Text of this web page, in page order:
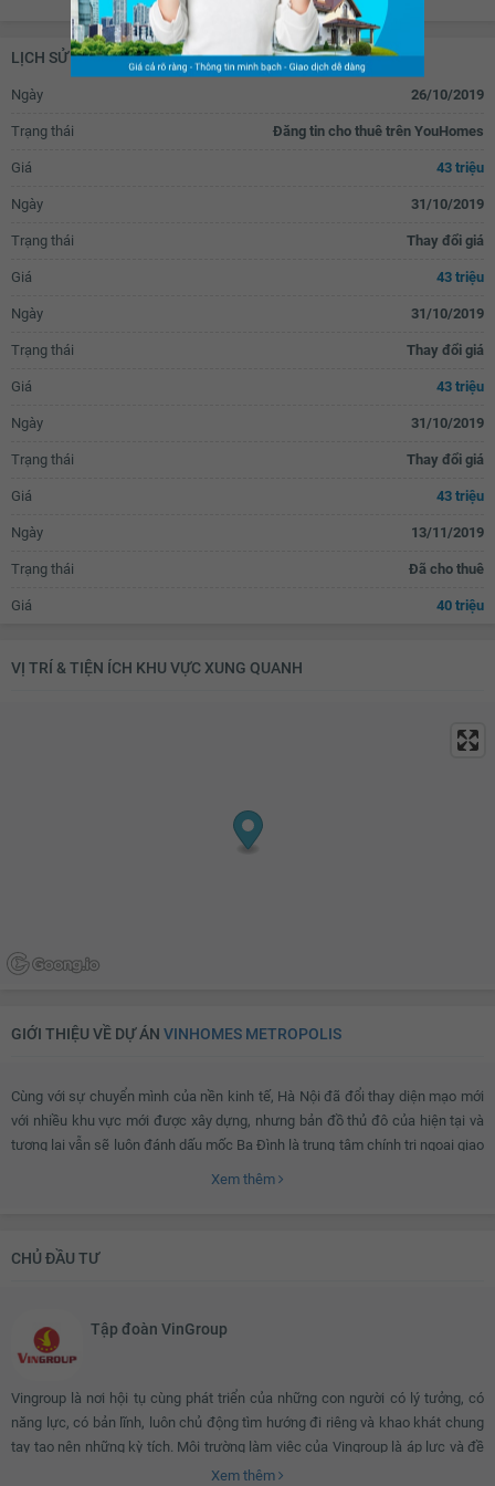
Gỗ ốp trần Gỗ ốp chân tường
Cửa gỗ tự nhiên Cửa gỗ công nghiệp
Vòi nước thông minh Rèm thông minh
Tủ âm tường Bếp gas âm
Bếp gas dương Bếp từ âm
Bếp từ dương
Bếp hồng ngoại dương Tủ lạnh
Máy rửa bát
Bồn rửa bát đôi
Bồn tắm
Vòi hoa sen
Lò sưởi
Kệ trang trí
TV
Bàn uống nước
Giàn phơi thông minh Máy giặt
LỊCH SỬ GIAO DỊCH
Ngày 26/10/2019
Trạng thái Đăng tin cho thuê trên YouHomes
Giá 43 triệu
Ngày 31/10/2019
Trạng thái Thay đổi giá
Giá 43 triệu
Ngày 31/10/2019
Trạng thái Thay đổi giá
Giá 43 triệu
Ngày 31/10/2019
Trạng thái Thay đổi giá
Giá 43 triệu
Ngày 13/11/2019
Trạng thái Đã cho thuê
Giá 40 triệu
VỊ TRÍ & TIỆN ÍCH KHU VỰC XUNG QUANH
GIỚI THIỆU VỀ DỰ ÁN VINHOMES METROPOLIS
Cùng với sự chuyển mình của nền kinh tế, Hà Nội đã đổi thay diện mạo mới
với nhiều khu vực mới được xây dựng, nhưng bản đồ thủ đô của hiện tại và
tương lai vẫn sẽ luôn đánh dấu mốc Ba Đình là trung tâm chính trị ngoại giao
đẳng cấp đáp ứng hoàn hảo mọi nhu cầu thiết yếu của nhịp sống hiện đại
ngay giữa trung tâm quốc tế của thủ đô.
Vinhomes Metropolis ở đâu?
Xem thêm
CHỦ ĐẦU TƯ
Tập đoàn VinGroup
Vingroup là nơi hội tụ cùng phát triển của những con người có lý tưởng, có
năng lực, có bản lĩnh, luôn chủ động tìm hướng đi riêng và khao khát chung
tay tạo nên những kỳ tích. Môi trường làm việc của Vingroup là áp lực và đề
cao hiệu quả. Văn hóa của Vingroup là thượng tôn kỷ luật và coi trọng công
Xem thêm